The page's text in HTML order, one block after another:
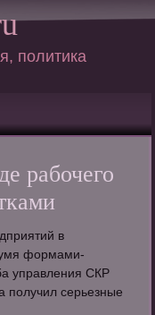
политика
рабочего
в
формами-
управления СКР
получил серьезные